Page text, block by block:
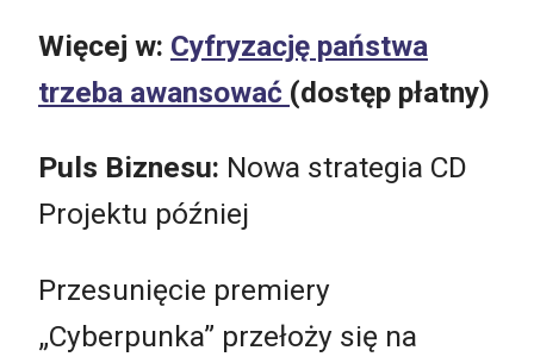
Więcej w: Cyfryzację państwa
trzeba awansować (dostęp płatny)
Puls Biznesu: Nowa strategia CD
Projektu później
Przesunięcie premiery
„Cyberpunka” przełoży się na